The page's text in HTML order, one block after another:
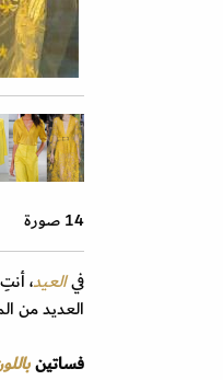
14 صورة
فيالعيد،
العديد من
فساتين